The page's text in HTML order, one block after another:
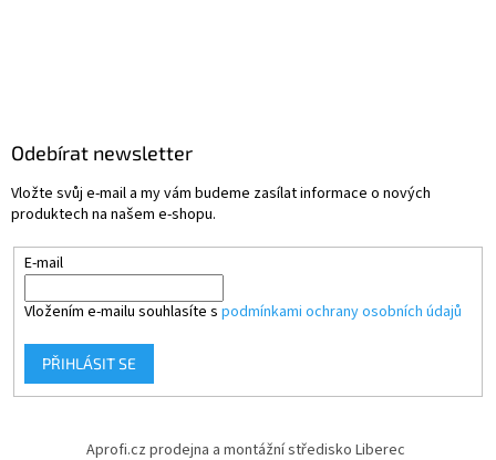
Odebírat newsletter
Vložte svůj e-mail a my vám budeme zasílat informace o nových
produktech na našem e-shopu.
E-mail
Vložením e-mailu souhlasíte s podmínkami ochrany osobních údajů
PŘIHLÁSIT SE
Aprofi.cz prodejna a montážní středisko Liberec